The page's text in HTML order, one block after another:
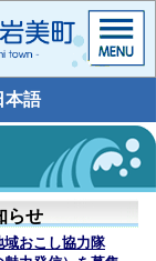
本語
らせ
域おこし協力隊